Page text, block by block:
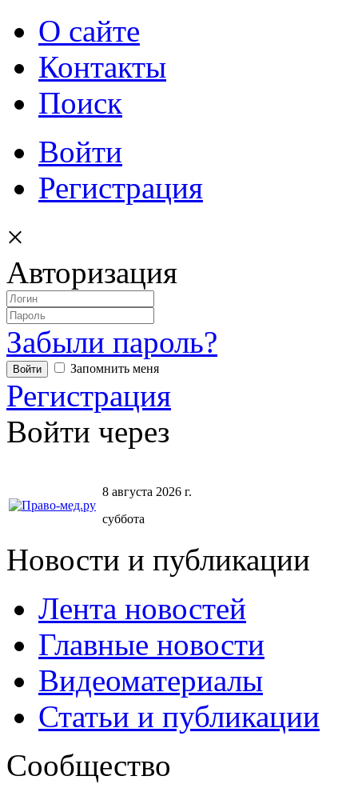
О сайте
Контакты
Поиск
Войти
Регистрация
×
Авторизация
Забыли пароль?
Запомнить меня
Регистрация
Войти через
8 августа 2026 г.
суббота
Новости и публикации
Лента новостей
Главные новости
Видеоматериалы
Статьи и публикации
Сообщество